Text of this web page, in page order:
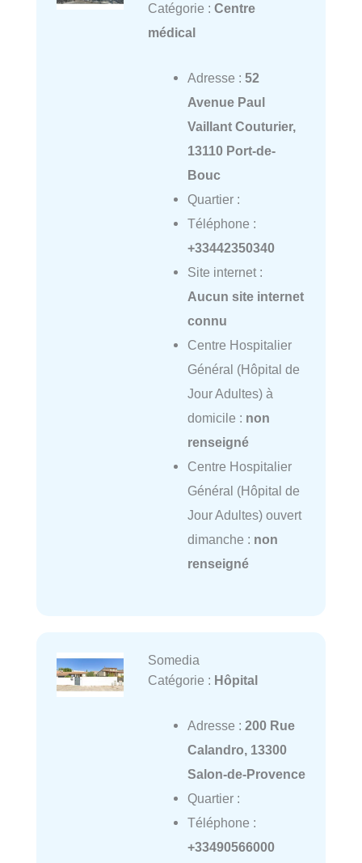
Catégorie : Centre
médical
Adresse : 52
Avenue Paul
Vaillant Couturier,
13110 Port-de-
Bouc
Quartier :
Téléphone :
+33442350340
Site internet :
Aucun site internet
connu
Centre Hospitalier
Général (Hôpital de
Jour Adultes) à
domicile : non
renseigné
Centre Hospitalier
Général (Hôpital de
Jour Adultes) ouvert
dimanche : non
renseigné
Somedia
Catégorie : Hôpital
Adresse : 200 Rue
Calandro, 13300
Salon-de-Provence
Quartier :
Téléphone :
+33490566000